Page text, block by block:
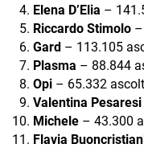
Elena D’Elia –
Riccardo Stimolo
Gard– 113.105
Plasma – 88.844
Opi– 65.332
Valentina Pesaresi
Michele– 43.300
Flavia